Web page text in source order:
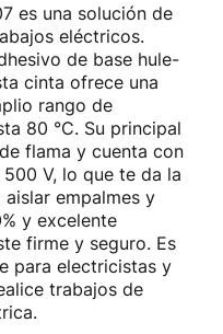
es una solución de
eléctricos.
de base hule-
cinta ofrece una
rango de
80 °C. Su principal
flama y cuenta con
V, lo que te da la
empalmes y
y excelente
firme y seguro. Es
para electricistas y
trabajos de